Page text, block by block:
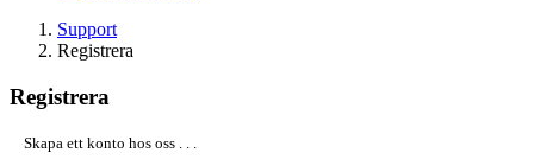
Support
Registrera
Registrera
Skapa ett konto hos oss . . .